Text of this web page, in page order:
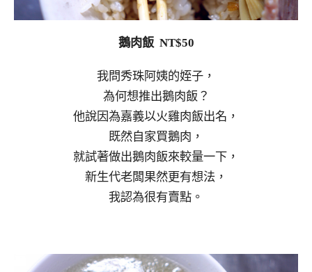
鵝肉飯 NT$50
我問秀珠阿姨的姪子，
為何想推出鵝肉飯？
他說因為嘉義以火雞肉飯出名，
既然自家買鵝肉，
就試著做出鵝肉飯來較量一下，
新生代老闆果然更有想法，
我認為很有賣點。